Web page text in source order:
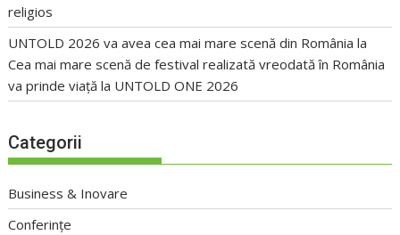
religios
UNTOLD 2026 va avea cea mai mare scenă din România la
Cea mai mare scenă de festival realizată vreodată în România
va prinde viață la UNTOLD ONE 2026
Categorii
Business & Inovare
Conferințe